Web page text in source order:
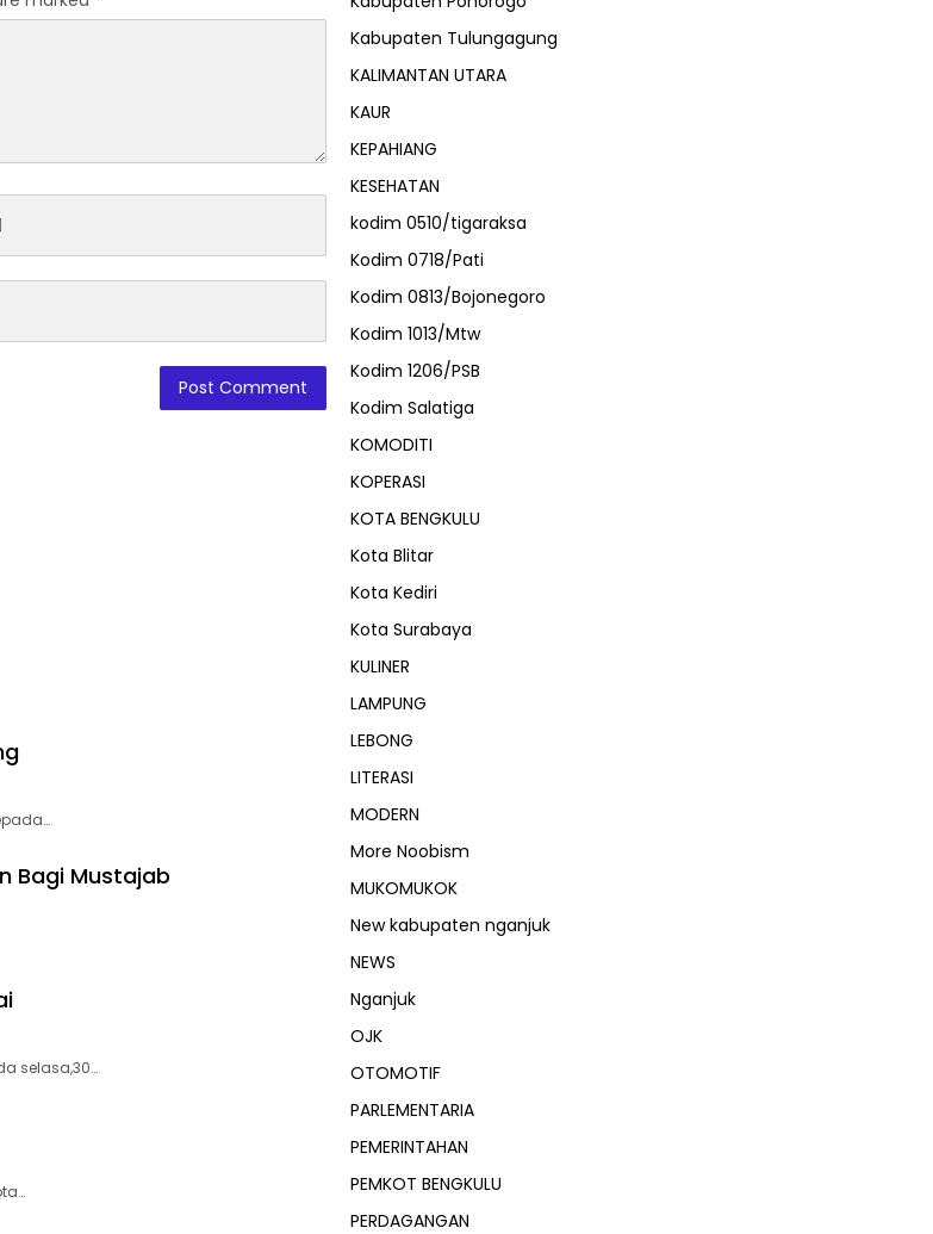
Bagi Mustajab
selasa,30…
Kabupaten Tulungagung
KALIMANTAN UTARA
KAUR
KEPAHIANG
KESEHATAN
kodim 0510/tigaraksa
Kodim 0718/Pati
Kodim 0813/Bojonegoro
Kodim 1013/Mtw
Kodim 1206/PSB
Kodim Salatiga
KOMODITI
KOPERASI
KOTA BENGKULU
Kota Blitar
Kota Kediri
Kota Surabaya
KULINER
LAMPUNG
LEBONG
LITERASI
MODERN
More Noobism
MUKOMUKOK
New kabupaten nganjuk
NEWS
Nganjuk
OJK
OTOMOTIF
PARLEMENTARIA
PEMERINTAHAN
PEMKOT BENGKULU
PERDAGANGAN